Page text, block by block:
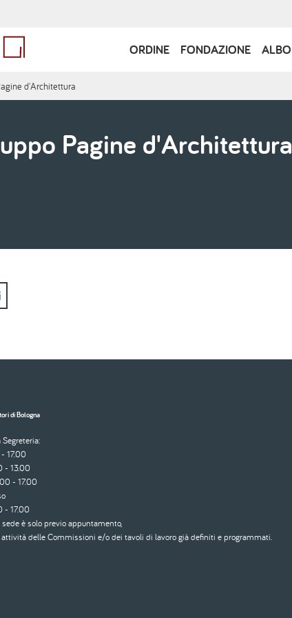
Navigazione
ORDINE FONDAZIONE ALBO
d'Architettura
Pagine d'Architettura
di Bologna
17.00
- 13.00
- 17.00
- 17.00
sede è solo previo appuntamento,
delle Commissioni e/o dei tavoli di lavoro già definiti e programmati.